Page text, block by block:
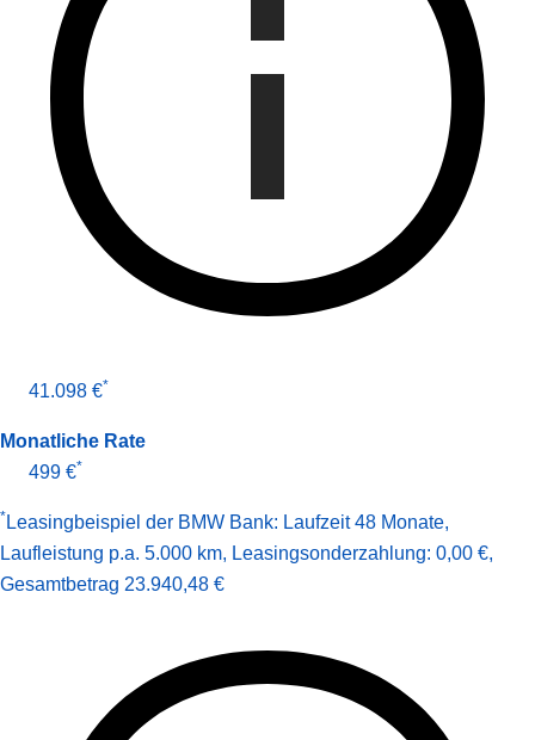
41.098 €*
Monatliche Rate
499 €*
* Leasingbeispiel der BMW Bank: Laufzeit 48 Monate,
Laufleistung p.a. 5.000 km, Leasingsonderzahlung: 0,00 €,
Gesamt­betrag 23.940,48 €